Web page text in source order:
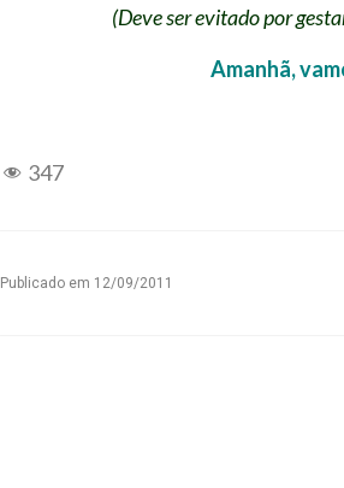
(Deve ser evitado por
Amanhã,
347
Publicado em 12/09/2011